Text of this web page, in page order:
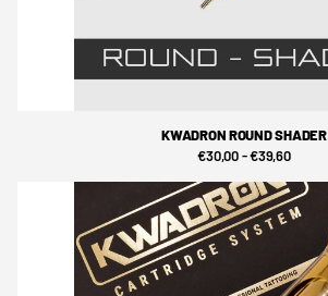
KWADRON ROUND SHADER
€30,00- €39,60